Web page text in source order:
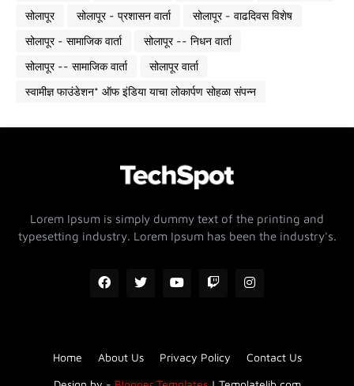
सोलापूर
सोलापूर - प्रशासन वार्ता
सोलापूर - वाढदिवस विशेष
सोलापूर - सामाजिक वार्ता
सोलापूर -- निधन वार्ता
सोलापूर -- सामाजिक वार्ता
सोलापूर वार्ता
स्वामीज्ञ फाउंडेशन* ऑफ इंडिया याचा लोकार्पण सोहळा संपन्न
Lorem Ipsum is simply dummy text of the printing and
typesetting industry. Lorem Ipsum has been the industry's.
Home About Us Privacy Policy Contact Us